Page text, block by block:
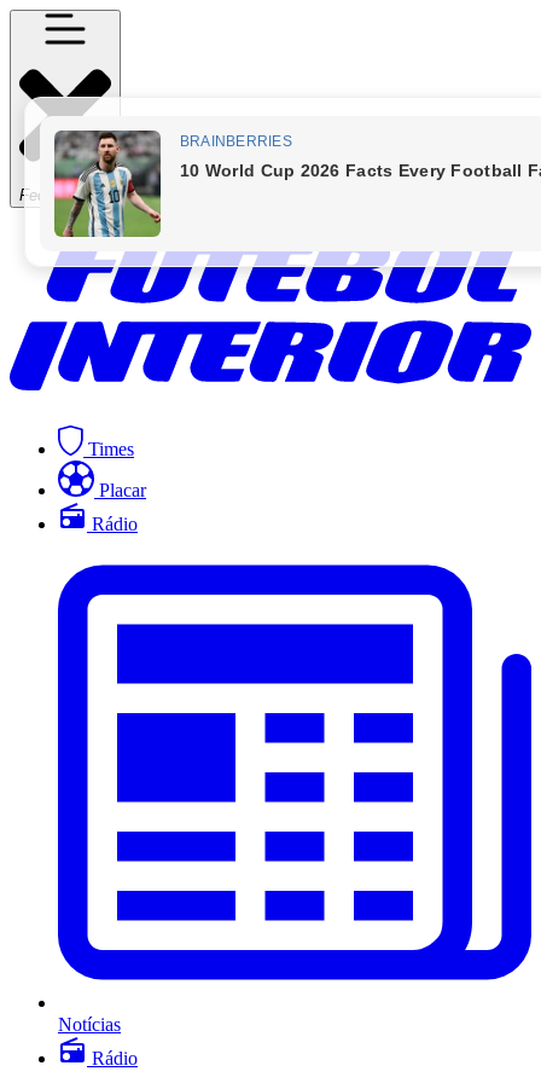
Fechar Menu
Times
Placar
Rádio
Notícias
Rádio